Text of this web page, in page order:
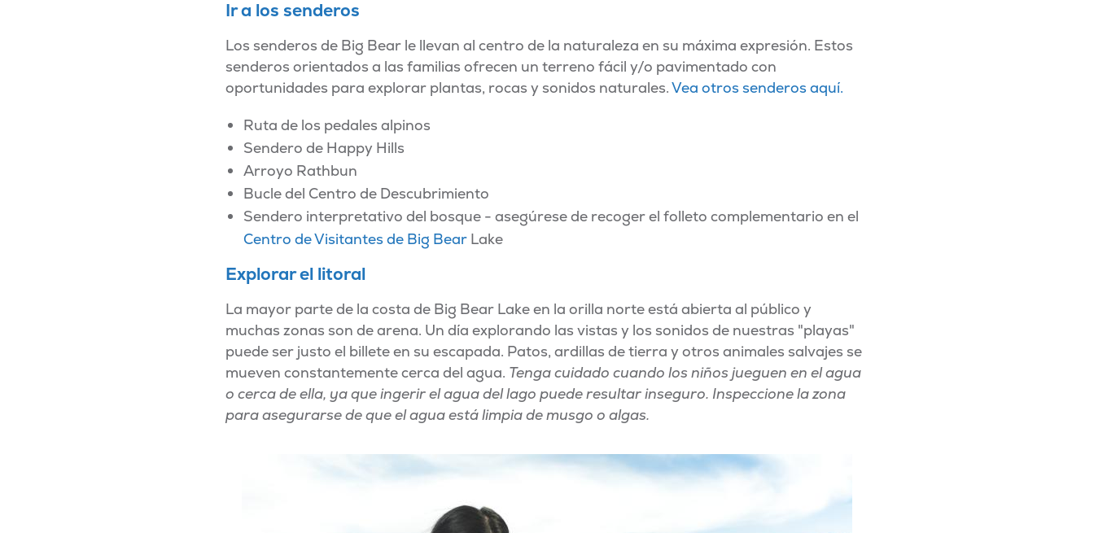
Ir a los senderos
Los senderos de Big Bear le llevan al centro de la naturaleza en su máxima expresión. Estos
senderos orientados a las familias ofrecen un terreno fácil y/o pavimentado con
oportunidades para explorar plantas, rocas y sonidos naturales.Vea otros senderos aquí.
Ruta de los pedales alpinos
Sendero de Happy Hills
Arroyo Rathbun
Bucle del Centro de Descubrimiento
Sendero interpretativo del bosque - asegúrese de recoger el folleto complementario en el
Centro de Visitantes de Big Bear Lake
Explorar el litoral
La mayor parte de la costa de Big Bear Lake en la orilla norte está abierta al público y
muchas zonas son de arena. Un día explorando las vistas y los sonidos de nuestras "playas"
puede ser justo el billete en su escapada. Patos, ardillas de tierra y otros animales salvajes se
mueven constantemente cerca del agua. Tenga cuidado cuando los niños jueguen en el agua
o cerca de ella, ya que ingerir el agua del lago puede resultar inseguro. Inspeccione la zona
para asegurarse de que el agua está limpia de musgo o algas.